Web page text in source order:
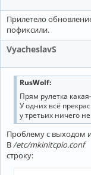
Прилетело
пофиксили.
VyacheslavS
RusWolf:
Прям рулетка
У одних всё
у третьих ничего
Проблему с выходом
В/etc/mkinitcpio.conf
строку: